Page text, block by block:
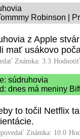
Robinson |
z Apple
mať usákovo
Známka: 3.3
súdruhovia
dnes má meniny
to točil Netflix
Známka: 10.0